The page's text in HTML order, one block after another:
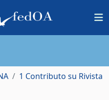
1 Contributo su Rivista